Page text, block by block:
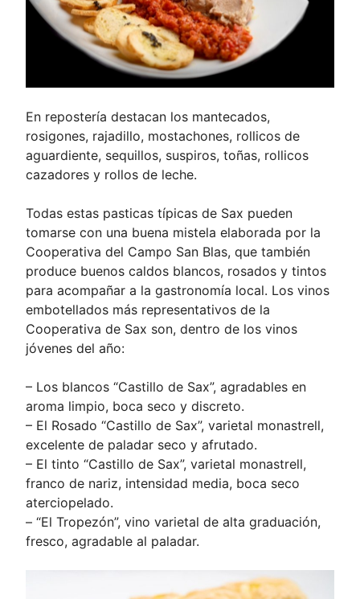
En repostería destacan los mantecados,
rosigones, rajadillo, mostachones, rollicos de
aguardiente, sequillos, suspiros, toñas, rollicos
cazadores y rollos de leche.
Todas estas pasticas típicas de Sax pueden
tomarse con una buena mistela elaborada por la
Cooperativa del Campo San Blas, que también
produce buenos caldos blancos, rosados y tintos
para acompañar a la gastronomía local. Los vinos
embotellados más representativos de la
Cooperativa de Sax son, dentro de los vinos
jóvenes del año:
– Los blancos “Castillo de Sax”, agradables en
aroma limpio, boca seco y discreto.
– El Rosado “Castillo de Sax”, varietal monastrell,
excelente de paladar seco y afrutado.
– El tinto “Castillo de Sax”, varietal monastrell,
franco de nariz, intensidad media, boca seco
aterciopelado.
– “El Tropezón”, vino varietal de alta graduación,
fresco, agradable al paladar.